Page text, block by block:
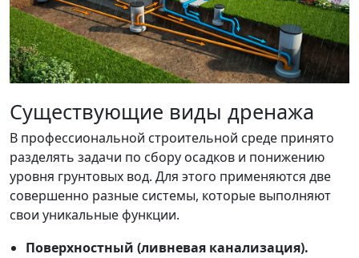
Существующие виды дренажа
В профессиональной строительной среде принято
разделять задачи по сбору осадков и понижению
уровня грунтовых вод. Для этого применяются две
совершенно разные системы, которые выполняют
свои уникальные функции.
Поверхностный (ливневая канализация).